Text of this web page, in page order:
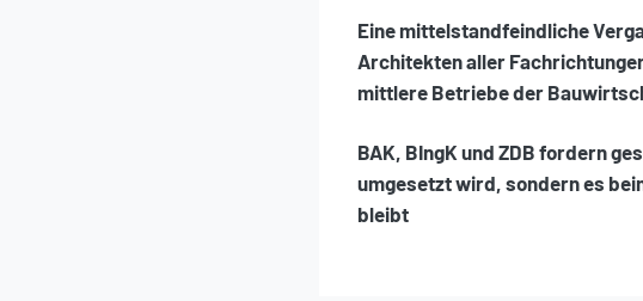
Eine mittelstandfeindliche
Architekten aller
mittlere Betriebe der
BAK, BIngK und ZDB fordern
umgesetzt wird, sondern es
bleibt